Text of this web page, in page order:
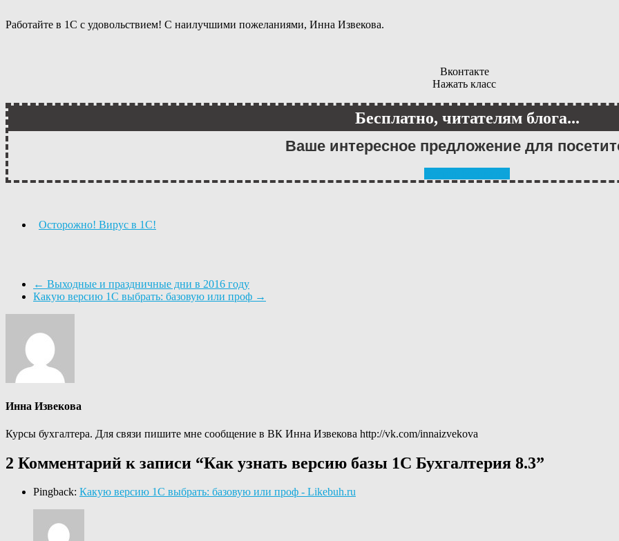
Работайте в 1С с удовольствием! С наилучшими пожеланиями, Инна Извекова.
Вконтакте
Нажать класс
Бесплатно, читателям блога...
Ваше интересное предложение для
Осторожно! Вирус в 1С!
← Выходные и праздничные дни в 2016 году
Какую версию 1С выбрать: базовую или проф →
Инна Извекова
Курсы бухгалтера. Для связи пишите мне сообщение в ВК Инна Извекова http://vk.com/innaizvekova
2 Комментарий к записи “Как узнать версию базы 1С Бухгалтерия 8.3”
Pingback: Какую версию 1С выбрать: базовую или проф - Likebuh.ru